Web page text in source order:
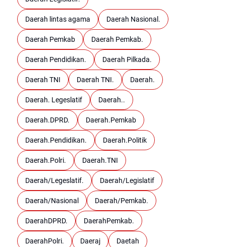
Daerah lintas agama Daerah Nasional.
Daerah Pemkab Daerah Pemkab.
Daerah Pendidikan. Daerah Pilkada.
Daerah TNI Daerah TNI. Daerah.
Daerah. Legeslatif Daerah..
Daerah.DPRD. Daerah.Pemkab
Daerah.Pendidikan. Daerah.Politik
Daerah.Polri. Daerah.TNI
Daerah/Legeslatif. Daerah/Legislatif
Daerah/Nasional Daerah/Pemkab.
DaerahDPRD. DaerahPemkab.
DaerahPolri. Daeraj Daetah